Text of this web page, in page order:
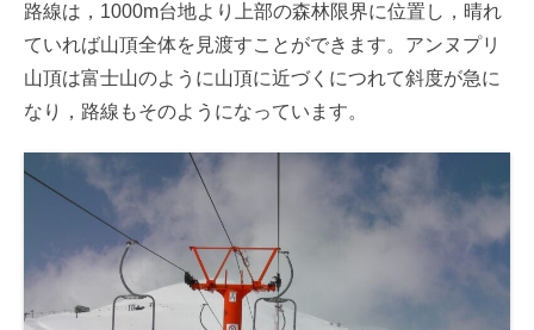
路線は，1000m台地より上部の森林限界に位置し，晴れ
ていれば山頂全体を見渡すことができます。アンヌプリ
山頂は富士山のように山頂に近づくにつれて斜度が急に
なり，路線もそのようになっています。